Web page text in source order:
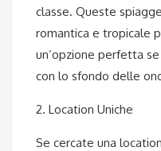
classe. Queste
romantica e tropicale
un’opzione perfetta
con lo sfondo delle
2. Location Uniche
Se cercate una